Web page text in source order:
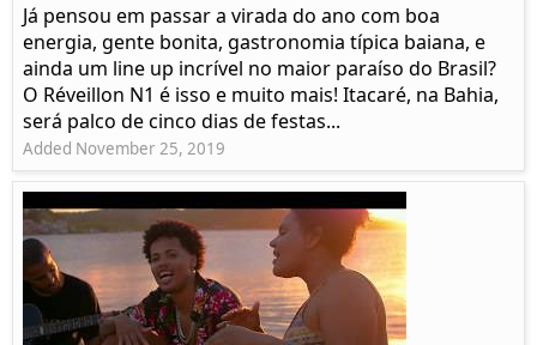
Já pensou em passar a virada do ano com boa
energia, gente bonita, gastronomia típica baiana, e
ainda um line up incrível no maior paraíso do Brasil?
O Réveillon N1 é isso e muito mais! Itacaré, na Bahia,
será palco de cinco dias de festas...
Added November 25, 2019